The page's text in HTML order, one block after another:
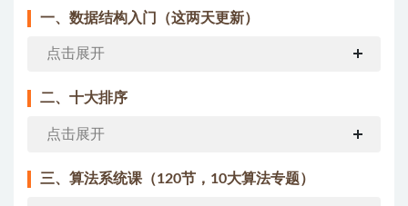
一、数据结构入门（这两天更新）
点击展开
二、十大排序
点击展开
三、算法系统课（120节，10大算法专题）